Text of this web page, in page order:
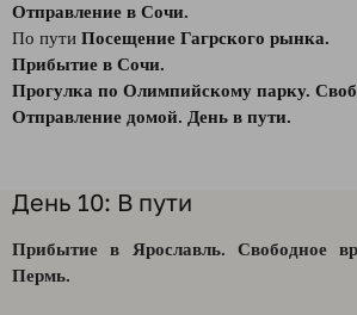
Отправление в Сочи.
По пути Посещение Гагрского рынка.
Прибытие в Сочи.
Прогулка по Олимпийскому парку.
Отправление домой. День в пути.
День 10: В пути
Прибытие в Ярославль. Свободное
Пермь.